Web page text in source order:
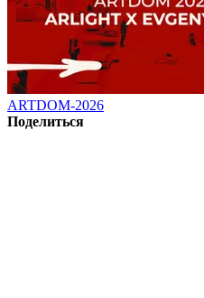
ARTDOM-2026
Поделиться